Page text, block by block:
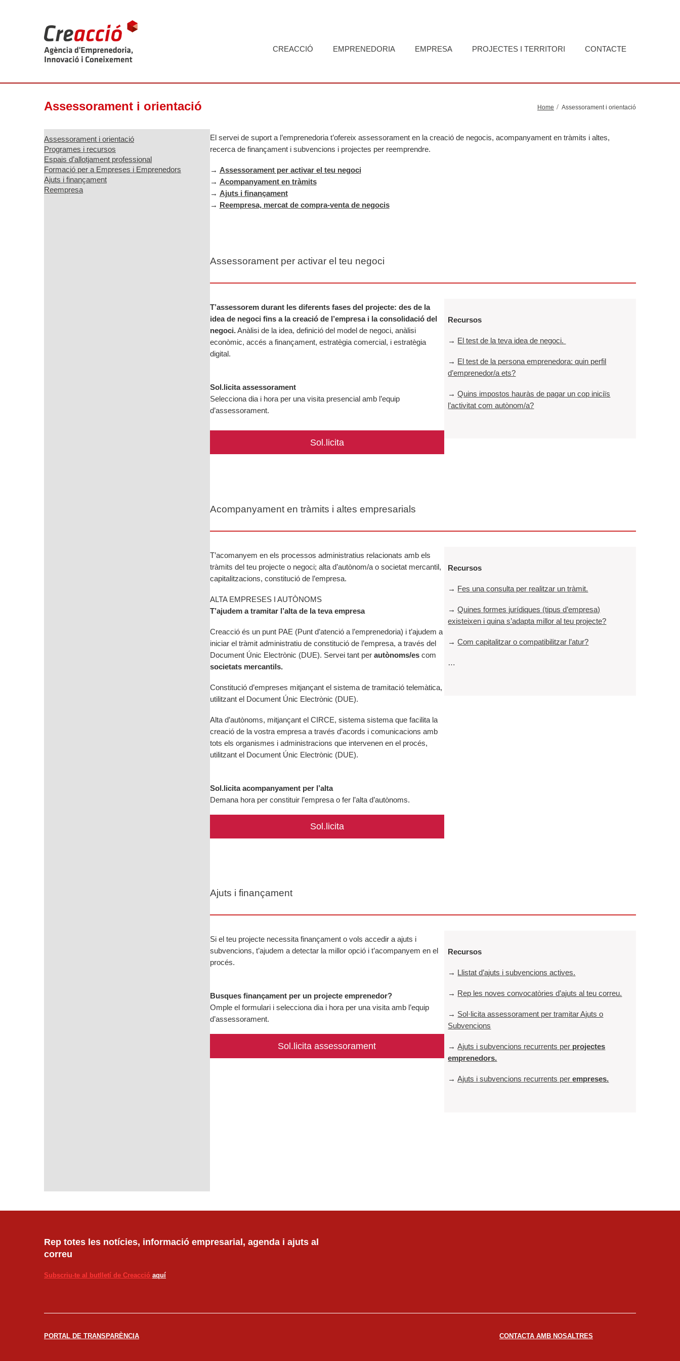
CREACCIÓ EMPRENEDORIA EMPRESA PROJECTES I TERRITORI CONTACTE
Assessorament i orientació Home Assessorament i orientació
Assessorament i orientació
Programes i recursos
Espais d’allotjament professional
Formació per a Empreses i Emprenedors
Ajuts i finançament
Reempresa
El servei de suport a l’emprenedoria t’ofereix assessorament en la creació de negocis, acompanyament en tràmits i altes,
recerca de finançament i subvencions i projectes per reemprendre.
→ Assessorament per activar el teu negoci
→ Acompanyament en tràmits
→ Ajuts i finançament
→ Reempresa, mercat de compra-venta de negocis
Assessorament per activar el teu negoci
T’assessorem durant les diferents fases del projecte: des de la
idea de negoci fins a la creació de l’empresa i la consolidació del
negoci.Anàlisi de la idea, definició del model de negoci, anàlisi
econòmic, accés a finançament, estratègia comercial, i estratègia
digital.
Sol.licita assessorament
Selecciona dia i hora per una visita presencial amb l’equip
d’assessorament.
Sol.licita
Recursos
→ El test de la teva idea de negoci.
→ El test de la persona emprenedora: quin perfil
d’emprenedor/a ets?
→Quins impostos hauràs de pagar un cop iniciïs
l’activitat com autònom/a?
Acompanyament en tràmits i altes empresarials
T’acomanyem en els processos administratius relacionats amb els
tràmits del teu projecte o negoci; alta d’autònom/a o societat mercantil,
capitalitzacions, constitució de l’empresa.
ALTA EMPRESES I AUTÒNOMS
T’ajudem a tramitar l’alta de la teva empresa
Creacció és un punt PAE (Punt d’atenció a l’emprenedoria) i t’ajudem a
iniciar el tràmit administratiu de constitució de l’empresa, a través del
Document Únic Electrònic (DUE). Servei tant per autònoms/escom
societats mercantils.
Constitució d’empreses mitjançant el sistema de tramitació telemàtica,
utilitzant el Document Únic Electrònic (DUE).
Alta d’autònoms, mitjançant el CIRCE, sistema sistema que facilita la
creació de la vostra empresa a través d’acords i comunicacions amb
tots els organismes i administracions que intervenen en el procés,
utilitzant el Document Únic Electrònic (DUE).
Sol.licita acompanyament per l’alta
Demana hora per constituir l’empresa o fer l’alta d’autònoms.
Sol.licita
Recursos
→ Fes una consulta per realitzar un tràmit.
→ Quines formes jurídiques (tipus d’empresa)
existeixen i quina s’adapta millor al teu projecte?
→ Com capitalitzar o compatibilitzar l’atur?
…
Ajuts i finançament
Si el teu projecte necessita finançament o vols accedir a ajuts i
subvencions, t’ajudem a detectar la millor opció i t’acompanyem en el
procés.
Busques finançament per un projecte emprenedor?
Omple el formulari i selecciona dia i hora per una visita amb l’equip
d’assessorament.
Sol.licita assessorament
Recursos
→ Llistat d’ajuts i subvencions actives.
→ Rep les noves convocatòries d’ajuts al teu correu.
→ Sol·licita assessorament per tramitar Ajuts o
Subvencions
→ Ajuts i subvencions recurrents per projectes
emprenedors.
→ Ajuts i subvencions recurrents perempreses.
Rep totes les notícies, informació empresarial, agenda i ajuts al
correu
Subscriu-te al butlletí de Creacció aquí
PORTAL DE TRANSPARÈNCIA CONTACTA AMB NOSALTRES